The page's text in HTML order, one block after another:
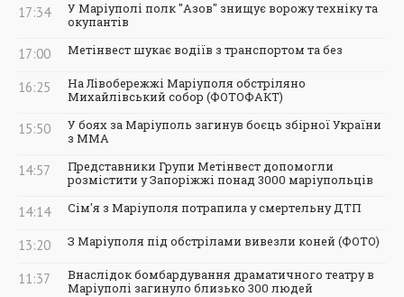
17:34
У Маріуполі полк "Азов" знищує ворожу техніку та
окупантів
17:00 Метінвест шукає водіїв з транспортом та без
16:25
На Лівобережжі Маріуполя обстріляно
Михайлівський собор (ФОТОФАКТ)
15:50
У боях за Маріуполь загинув боєць збірної України
з ММА
14:57
Представники Групи Метінвест допомогли
розмістити у Запоріжжі понад 3000 маріупольців
14:14 Сім'я з Маріуполя потрапила у смертельну ДТП
13:20 З Маріуполя під обстрілами вивезли коней (ФОТО)
11:37
Внаслідок бомбардування драматичного театру в
Маріуполі загинуло близько 300 людей